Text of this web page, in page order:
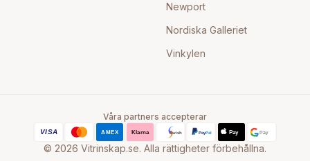
Newport
Nordiska Galleriet
Vinkylen
Våra partners accepterar
© 2026 Vitrinskap.se. Alla rättigheter förbehållna.